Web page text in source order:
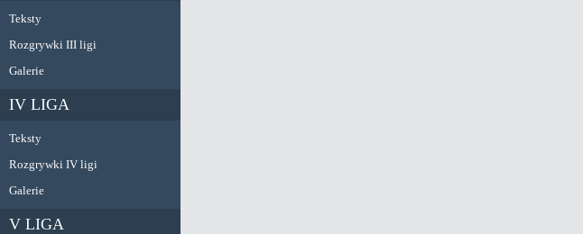
Teksty
Rozgrywki III ligi
Galerie
IV LIGA
Teksty
Rozgrywki IV ligi
Galerie
V LIGA